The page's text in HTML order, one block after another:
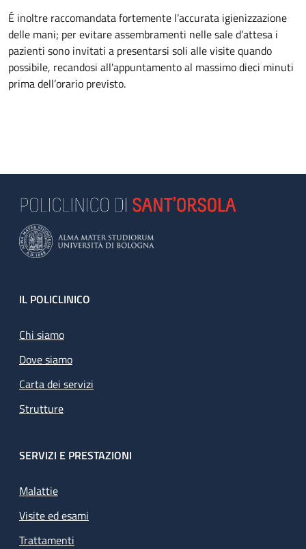
É inoltre raccomandata fortemente l’accurata igienizzazione
delle mani; per evitare assembramenti nelle sale d’attesa i
pazienti sono invitati a presentarsi soli alle visite quando
possibile, recandosi all'appuntamento al massimo dieci minuti
prima dell’orario previsto.
Footer
IL POLICLINICO
Chi siamo
Dove siamo
Carta dei servizi
Strutture
SERVIZI E PRESTAZIONI
Malattie
Visite ed esami
Trattamenti